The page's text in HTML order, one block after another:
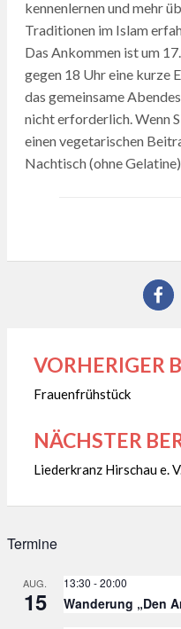
kennenlernen und mehr
Traditionen im Islam
Das Ankommen ist um
gegen 18 Uhr eine kurze
das gemeinsame
nicht erforderlich. Wenn
einen vegetarischen
Nachtisch (ohne
VORHERIGER
Frauenfrühstück
NÄCHSTER
Liederkranz Hirschau e.
Termine
AUG.
15
13:30 -20:00
Wanderung „Den